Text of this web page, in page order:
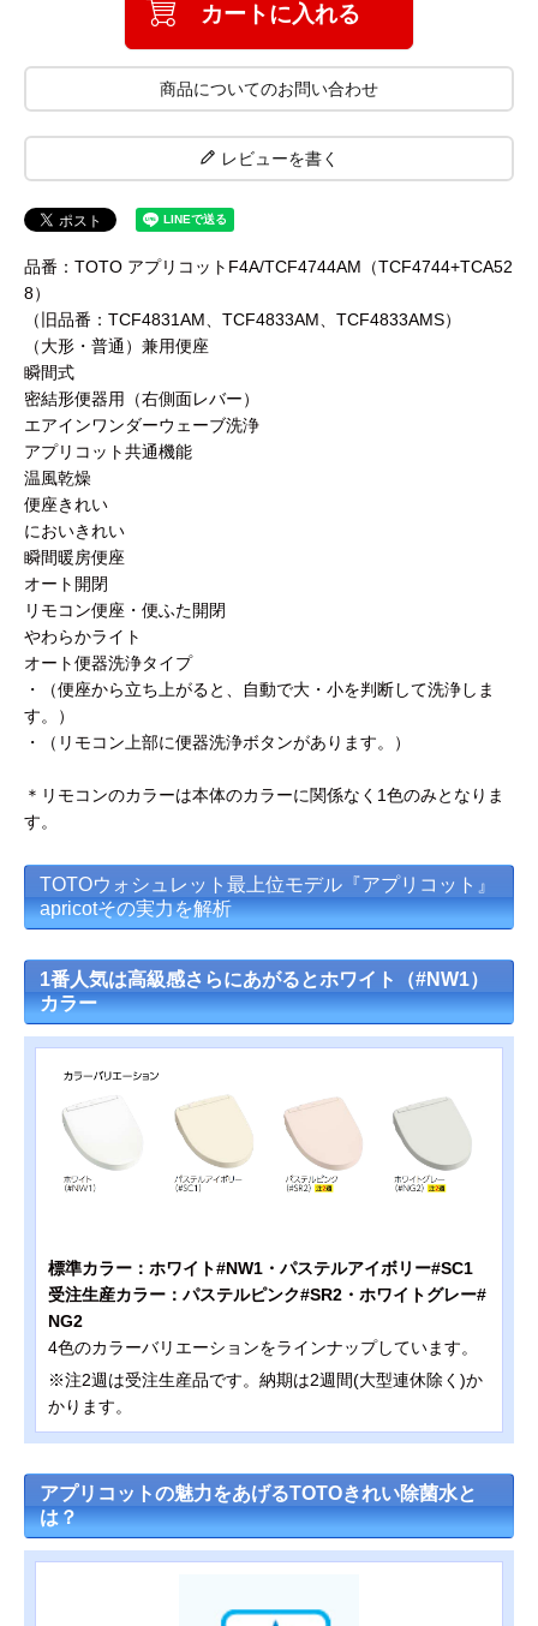
カートに入れる
商品についてのお問い合わせ
レビューを書く
品番：TOTO アプリコットF4A/TCF4744AM（TCF4744+TCA52
8）
（旧品番：TCF4831AM、TCF4833AM、TCF4833AMS）
（大形・普通）兼用便座
瞬間式
密結形便器用（右側面レバー）
エアインワンダーウェーブ洗浄
アプリコット共通機能
温風乾燥
便座きれい
においきれい
瞬間暖房便座
オート開閉
リモコン便座・便ふた開閉
やわらかライト
オート便器洗浄タイプ
・（便座から立ち上がると、自動で大・小を判断して洗浄しま
す。）
・（リモコン上部に便器洗浄ボタンがあります。）
＊リモコンのカラーは本体のカラーに関係なく1色のみとなりま
す。
TOTOウォシュレット最上位モデル『アプリコット』
apricotその実力を解析
1番人気は高級感さらにあがるとホワイト（#NW1）
カラー
標準カラー：ホワイト#NW1・パステルアイボリー#SC1
受注生産カラー：パステルピンク#SR2・ホワイトグレー#
NG2
4色のカラーバリエーションをラインナップしています。
※注2週は受注生産品です。納期は2週間(大型連休除く)か
かります。
アプリコットの魅力をあげるTOTOきれい除菌水と
は？